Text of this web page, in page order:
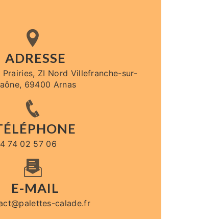
ADRESSE
Prairies, ZI Nord Villefranche-sur-
69400 Arnas
74 02 57 06
E-MAIL
calade.fr